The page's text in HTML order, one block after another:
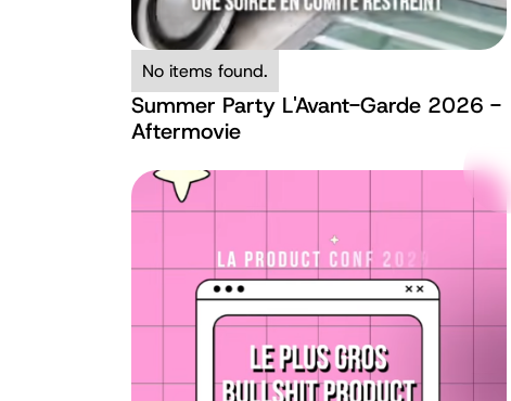
No items found.
Summer Party L'Avant-Garde 2026 -
Aftermovie